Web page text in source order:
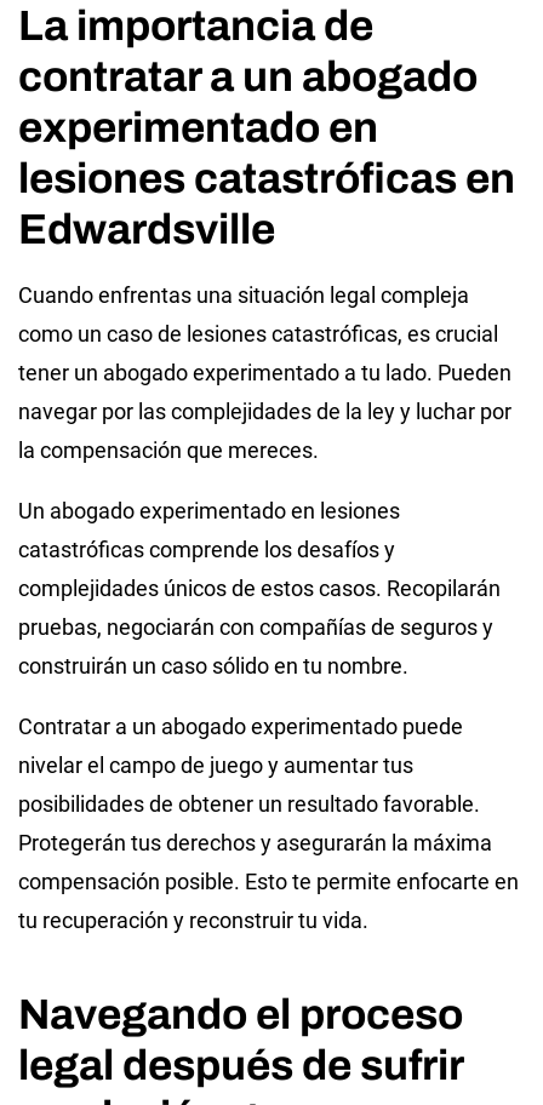
La importancia de
contratar a un abogado
experimentado en
lesiones catastróficas en
Edwardsville
Cuando enfrentas una situación legal compleja
como un caso de lesiones catastróficas, es crucial
tener un abogado experimentado a tu lado. Pueden
navegar por las complejidades de la ley y luchar por
la compensación que mereces.
Un abogado experimentado en lesiones
catastróficas comprende los desafíos y
complejidades únicos de estos casos. Recopilarán
pruebas, negociarán con compañías de seguros y
construirán un caso sólido en tu nombre.
Contratar a un abogado experimentado puede
nivelar el campo de juego y aumentar tus
posibilidades de obtener un resultado favorable.
Protegerán tus derechos y asegurarán la máxima
compensación posible. Esto te permite enfocarte en
tu recuperación y reconstruir tu vida.
Navegando el proceso
legal después de sufrir